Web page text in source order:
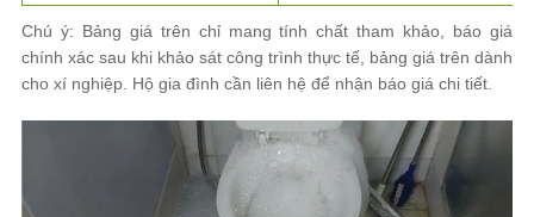
Chú ý: Bảng giá trên chỉ mang tính chất tham khảo, báo giá
chính xác sau khi khảo sát công trình thực tế, bảng giá trên dành
cho xí nghiệp. Hộ gia đình cần liên hệ để nhận báo giá chi tiết.